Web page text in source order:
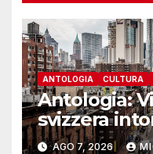
ANTOLOGIA CULTURA
Antologia:
svizzera
Yosemite
AGO 7, 2026